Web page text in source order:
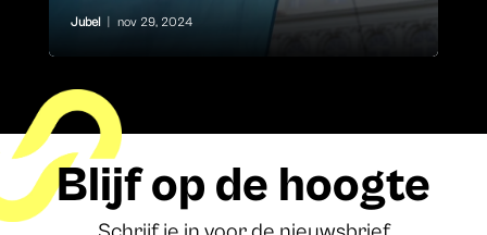
Jubel nov 29, 2024
Blijf op de hoogte